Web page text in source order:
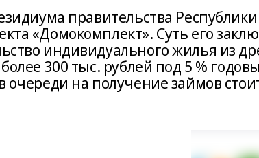
правительства
«Домокомплект». Суть его
индивидуального жилья из
300 тыс. рублей под 5 %
очереди на получение займов